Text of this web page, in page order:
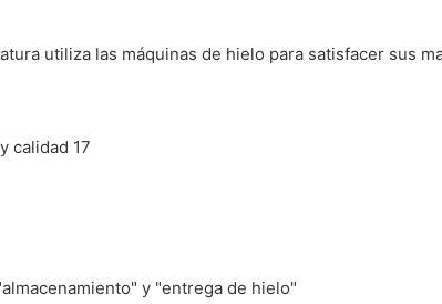
utiliza las máquinas de hielo para satisfacer sus
y "entrega de hielo"